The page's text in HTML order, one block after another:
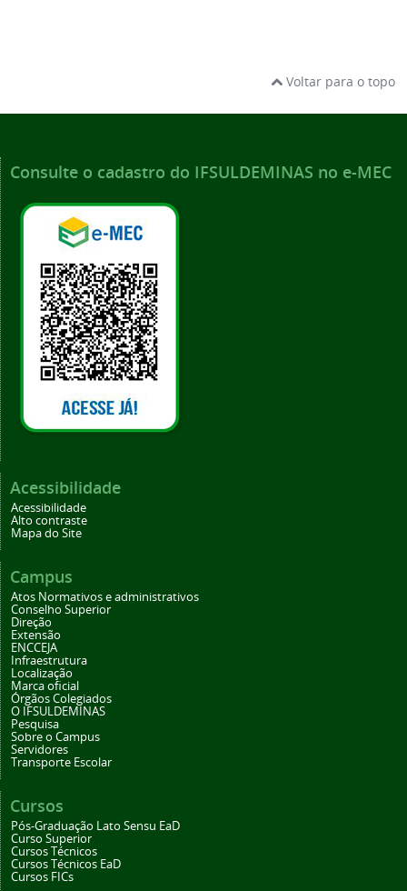
Voltar para o topo
Consulte o cadastro do IFSULDEMINAS no e-MEC
Acessibilidade
Acessibilidade
Alto contraste
Mapa do Site
Campus
Atos Normativos e administrativos
Conselho Superior
Direção
Extensão
ENCCEJA
Infraestrutura
Localização
Marca oficial
Órgãos Colegiados
O IFSULDEMINAS
Pesquisa
Sobre o Campus
Servidores
Transporte Escolar
Cursos
Pós-Graduação Lato Sensu EaD
Curso Superior
Cursos Técnicos
Cursos Técnicos EaD
Cursos FICs